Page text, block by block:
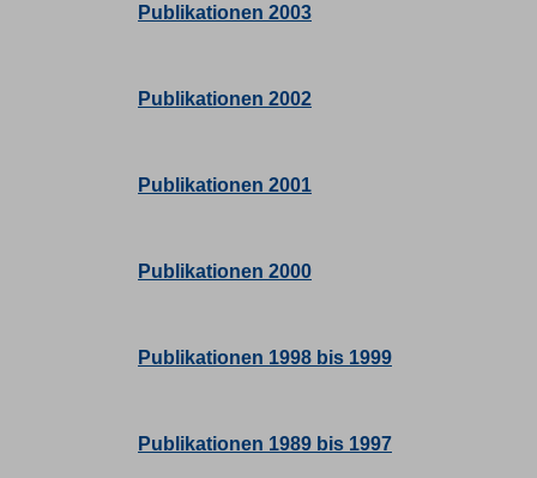
Publikationen 2003
Publikationen 2002
Publikationen 2001
Publikationen 2000
Publikationen 1998 bis 1999
Publikationen 1989 bis 1997